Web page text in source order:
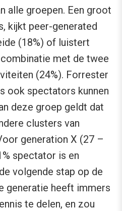
alle groepen. Een groot
kijkt peer-generated
(18%) of luistert
met de twee
(24%). Forrester
ook spectators kunnen
deze groep geldt dat
clusters van
generation X (27 –
spectator is en
volgende stap op de
generatie heeft immers
te delen, en zou